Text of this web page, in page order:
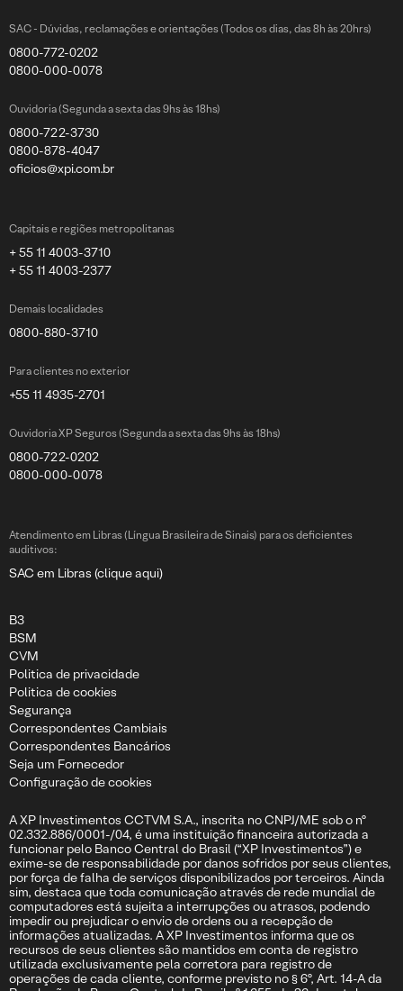
SAC - Dúvidas, reclamações e orientações (Todos os dias, das 8h às 20hrs)
0800-772-0202
0800-000-0078
Ouvidoria (Segunda a sexta das 9hs às 18hs)
0800-722-3730
0800-878-4047
oficios@xpi.com.br
Capitais e regiões metropolitanas
+ 55 11 4003-3710
+ 55 11 4003-2377
Demais localidades
0800-880-3710
Para clientes no exterior
+55 11 4935-2701
Ouvidoria XP Seguros (Segunda a sexta das 9hs às 18hs)
0800-722-0202
0800-000-0078
Atendimento em Libras (Língua Brasileira de Sinais) para os deficientes
auditivos:
SAC em Libras (clique aqui)
B3
BSM
CVM
Politica de privacidade
Politica de cookies
Segurança
Correspondentes Cambiais
Correspondentes Bancários
Seja um Fornecedor
Configuração de cookies
A XP Investimentos CCTVM S.A., inscrita no CNPJ/ME sob o nº
02.332.886/0001-/04, é uma instituição financeira autorizada a
funcionar pelo Banco Central do Brasil (“XP Investimentos”) e
exime-se de responsabilidade por danos sofridos por seus clientes,
por força de falha de serviços disponibilizados por terceiros. Ainda
sim, destaca que toda comunicação através de rede mundial de
computadores está sujeita a interrupções ou atrasos, podendo
impedir ou prejudicar o envio de ordens ou a recepção de
informações atualizadas. A XP Investimentos informa que os
recursos de seus clientes são mantidos em conta de registro
utilizada exclusivamente pela corretora para registro de
operações de cada cliente, conforme previsto no § 6º, Art. 14-A da